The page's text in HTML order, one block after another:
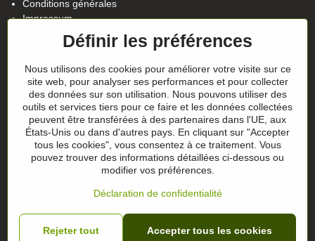
Conditions générales
Impressum
Politique de confidentialité
Suivez notre actualité sur nos réseaux
Facebook Instagram
Conseils sur les cadeaux
Les chèques-cadeaux
©2026Copyright
Préférences en matière de confidentialité
Définir les préférences
Nous utilisons des cookies pour améliorer votre visite sur ce
site web, pour analyser ses performances et pour collecter
des données sur son utilisation. Nous pouvons utiliser des
outils et services tiers pour ce faire et les données collectées
peuvent être transférées à des partenaires dans l'UE, aux
États-Unis ou dans d'autres pays. En cliquant sur "Accepter
tous les cookies", vous consentez à ce traitement. Vous
pouvez trouver des informations détaillées ci-dessous ou
modifier vos préférences.
Déclaration de confidentialité
Accepter tous les cookies
Rejeter tout